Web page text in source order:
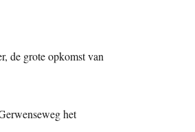
de grote opkomst van
het